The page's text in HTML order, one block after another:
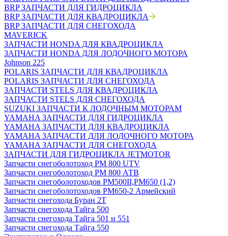
BRP ЗАПЧАСТИ ДЛЯ ГИДРОЦИКЛА
BRP ЗАПЧАСТИ ДЛЯ КВАДРОЦИКЛА
BRP ЗАПЧАСТИ ДЛЯ СНЕГОХОДА
MAVERICK
ЗАПЧАСТИ HONDA ДЛЯ КВАДРОЦИКЛА
ЗАПЧАСТИ HONDA ДЛЯ ЛОДОЧНОГО МОТОРА
Johnson 225
POLARIS ЗАПЧАСТИ ДЛЯ КВАДРОЦИКЛА
POLARIS ЗАПЧАСТИ ДЛЯ СНЕГОХОДА
ЗАПЧАСТИ STELS ДЛЯ КВАДРОЦИКЛА
ЗАПЧАСТИ STELS ДЛЯ СНЕГОХОДА
SUZUKI ЗАПЧАСТИ К ЛОДОЧНЫМ МОТОРАМ
YAMAHA ЗАПЧАСТИ ДЛЯ ГИДРОЦИКЛА
YAMAHA ЗАПЧАСТИ ДЛЯ КВАДРОЦИКЛА
YAMAHA ЗАПЧАСТИ ДЛЯ ЛОДОЧНОГО МОТОРА
YAMAHA ЗАПЧАСТИ ДЛЯ СНЕГОХОДА
ЗАПЧАСТИ ДЛЯ ГИДРОЦИКЛА JETMOTOR
Запчасти снегоболотоход РМ 800 UTV
Запчасти снегоболотоход РМ 800 АТВ
Запчасти снегоболотоходов РМ500II,РМ650 (1,2)
Запчасти снегоболотоходов РМ650-2 Армейский
Запчасти снегохода Буран 2Т
Запчасти снегохода Тайга 500
Запчасти снегохода Тайга 501 и 551
Запчасти снегохода Тайга 550